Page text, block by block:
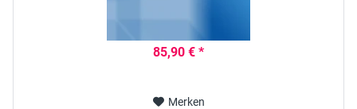
85,90 € *
Merken